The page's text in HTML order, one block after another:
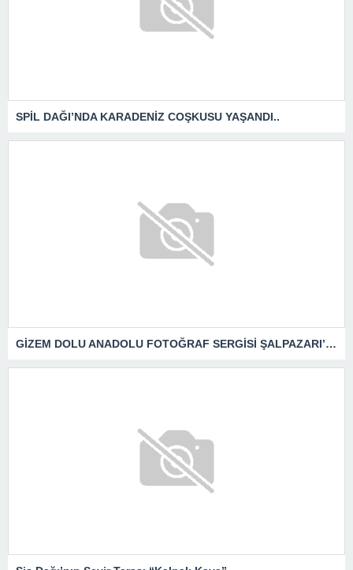
SPİL DAĞI’NDA KARADENİZ COŞKUSU YAŞANDI..
GİZEM DOLU ANADOLU FOTOĞRAF SERGİSİ ŞALPAZARI’NDA